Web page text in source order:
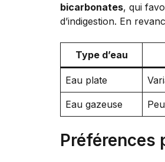
bicarbonates, qui
d’indigestion. En
Type d’eau
Eau plate
Eau gazeuse
Préférences